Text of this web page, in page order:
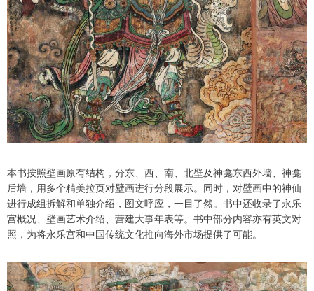
本书按照壁画原有结构，分东、西、南、北壁及神龛东西外墙、神龛
后墙，用多个精美拉页对壁画进行分段展示。同时，对壁画中的神仙
进行成组拆解和单独介绍，图文呼应，一目了然。书中还收录了永乐
宫概况、壁画艺术介绍、营建大事年表等。书中部分内容亦有英文对
照，为将永乐宫和中国传统文化推向海外市场提供了可能。